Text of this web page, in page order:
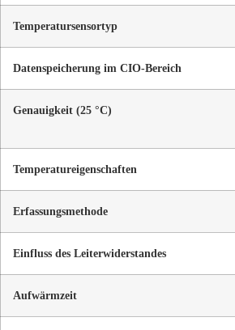
Temperatursensortyp
Datenspeicherung im CIO-Bereich
Genauigkeit (25 °C)
Temperatureigenschaften
Erfassungsmethode
Einfluss des Leiterwiderstandes
Aufwärmzeit